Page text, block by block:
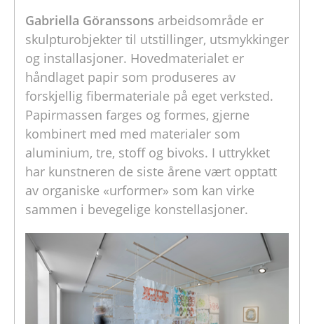
Gabriella Göranssons arbeidsområde er
skulpturobjekter til utstillinger, utsmykkinger
og installasjoner. Hovedmaterialet er
håndlaget papir som produseres av
forskjellig fibermateriale på eget verksted.
Papirmassen farges og formes, gjerne
kombinert med med materialer som
aluminium, tre, stoff og bivoks. I uttrykket
har kunstneren de siste årene vært opptatt
av organiske «urformer» som kan virke
sammen i bevegelige konstellasjoner.